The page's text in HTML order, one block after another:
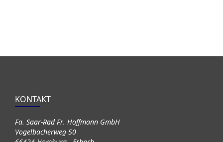
KONTAKT
Fa. Saar-Rad Fr. Hoffmann GmbH
Vogelbacherweg 50